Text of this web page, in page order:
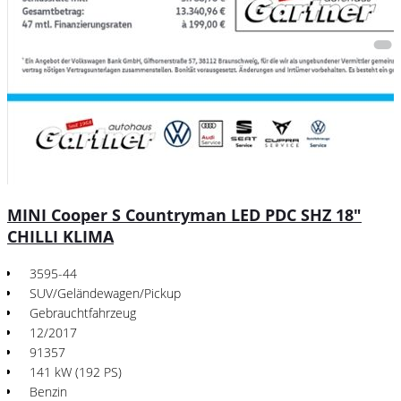
MINI Cooper S Countryman LED PDC SHZ 18"
CHILLI KLIMA
3595-44
SUV/Geländewagen/Pickup
Gebrauchtfahrzeug
12/2017
91357
141 kW (192 PS)
Benzin